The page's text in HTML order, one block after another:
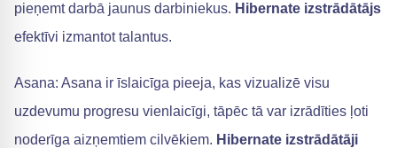
pieņemt darbā jaunus darbiniekus. Hibernate izstrādātājs
efektīvi izmantot talantus.
Asana: Asana ir īslaicīga pieeja, kas vizualizē visu
uzdevumu progresu vienlaicīgi, tāpēc tā var izrādīties ļoti
noderīga aizņemtiem cilvēkiem. Hibernate izstrādātāji